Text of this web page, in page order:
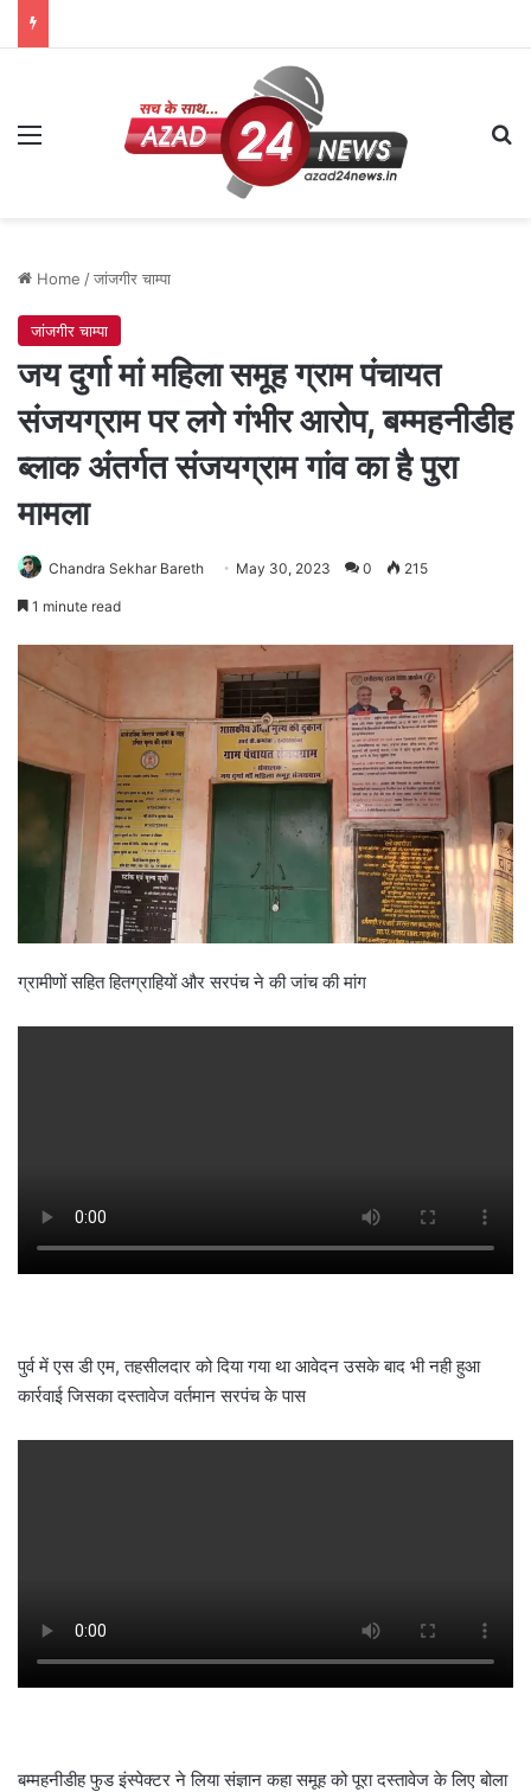
Menu
Home /जांजगीर चाम्पा
जांजगीर चाम्पा
जय दुर्गा मां महिला समूह ग्राम पंचायत
संजयग्राम पर लगे गंभीर आरोप, बम्महनीडीह
ब्लाक अंतर्गत संजयग्राम गांव का है पुरा
मामला
Chandra Sekhar Bareth May 30, 2023 0 215
1 minute read
ग्रामीणों सहित हितग्राहियों और सरपंच ने की जांच की मांग
पुर्व में एस डी एम, तहसीलदार को दिया गया था आवेदन उसके बाद भी नही हुआ
कार्रवाई जिसका दस्तावेज वर्तमान सरपंच के पास
बम्महनीडीह फुड इंस्पेक्टर ने लिया संज्ञान कहा समूह को पूरा दस्तावेज के लिए बोला